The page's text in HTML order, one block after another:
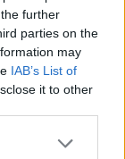
further
parties on the
may
IAB’s List of
it to other